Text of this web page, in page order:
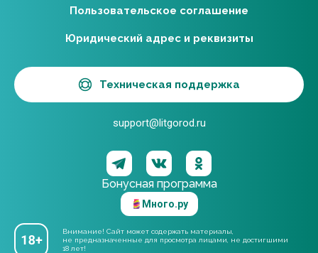
Бонусная программа
Много.ру
Внимание! Сайт может содержать материалы,
не предназначенные для просмотра лицами, не достигшими
18 лет!
Пользовательское соглашение
Юридический адрес и реквизиты
Техническая поддержка
support@litgorod.ru